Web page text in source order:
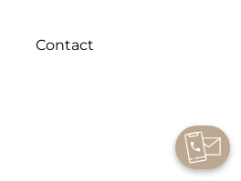
Contact